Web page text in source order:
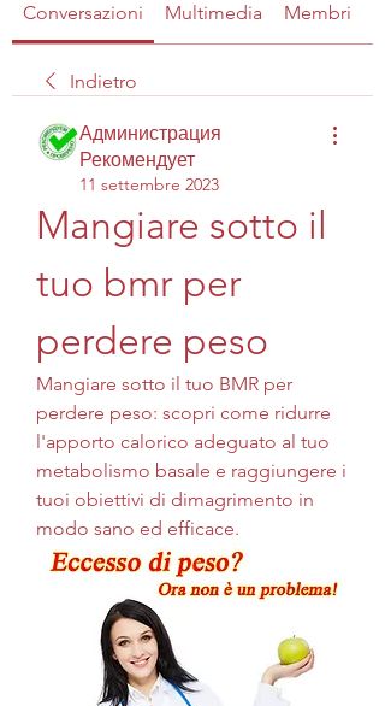
Conversazioni Multimedia Membri
Indietro
Администрация
Рекомендует
11 settembre 2023
Mangiare sotto il
tuo bmr per
perdere peso
Mangiare sotto il tuo BMR per
perdere peso: scopri come ridurre
l'apporto calorico adeguato al tuo
metabolismo basale e raggiungere i
tuoi obiettivi di dimagrimento in
modo sano ed efficace.